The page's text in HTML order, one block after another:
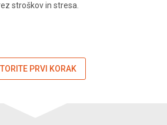
stroškov in stresa.
PRVI KORAK